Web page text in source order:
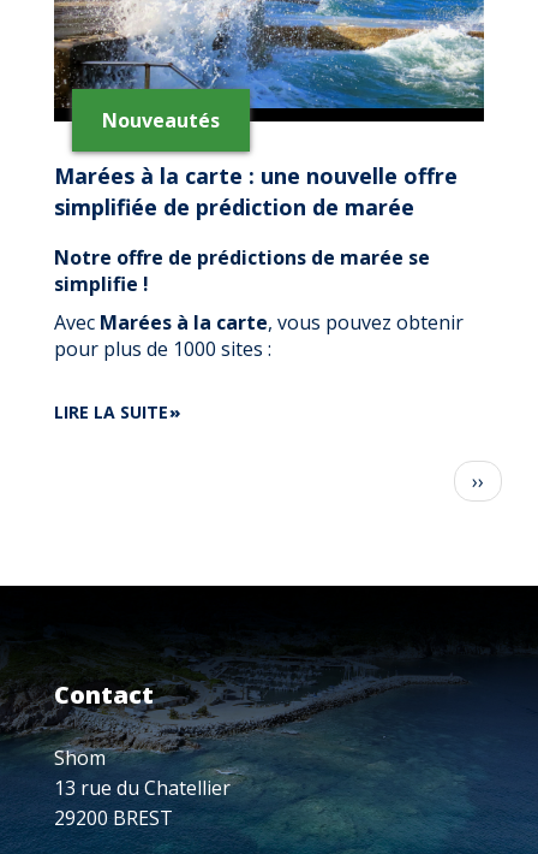
D'ARCACHON
EN
3D
GRÂCE
LITTO3D®
NOUVELLE
AQUITAINE
Nouveautés
Marées à la carte : une nouvelle offre
simplifiée de prédiction de marée
Notre offre de prédictions de marée se
simplifie !
Avec Marées à la carte, vous pouvez obtenir
pour plus de 1000 sites :
LIRE LA SUITEDE
DE
PRÉDICTION
DE
MARÉE
Page
››
Contact
Shom
13 rue du Chatellier
29200 BREST